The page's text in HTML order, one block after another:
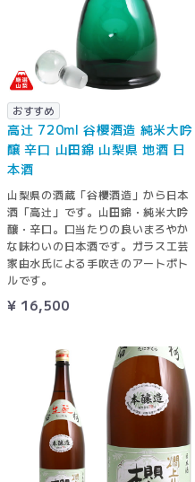
おすすめ
高辻 720ml 谷櫻酒造 純米大吟
醸 辛口 山田錦 山梨県 地酒 日
本酒
山梨県の酒蔵「谷櫻酒造」から日本
酒「高辻」です。山田錦・純米大吟
醸・辛口。口当たりの良いまろやか
な味わいの日本酒です。ガラス工芸
家由水氏による手吹きのアートボト
ルです。
¥ 16,500